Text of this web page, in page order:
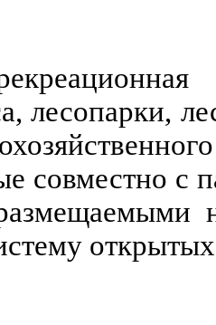
лесопарки,
совместно с
открытых